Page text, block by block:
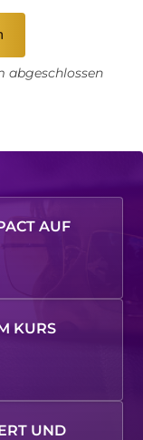
abgeschlossen
AUF
KURS
UND